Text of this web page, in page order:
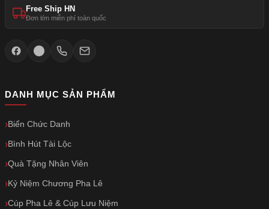
Free Ship HN
Đơn lớn miễn phí toàn quốc
DANH MỤC SẢN PHẨM
Biển Chức Danh
Bình Hút Tài Lộc
Quà Tặng Nhân Viên
Kỷ Niệm Chương Pha Lê
Cúp Pha Lê & Cúp Lưu Niệm